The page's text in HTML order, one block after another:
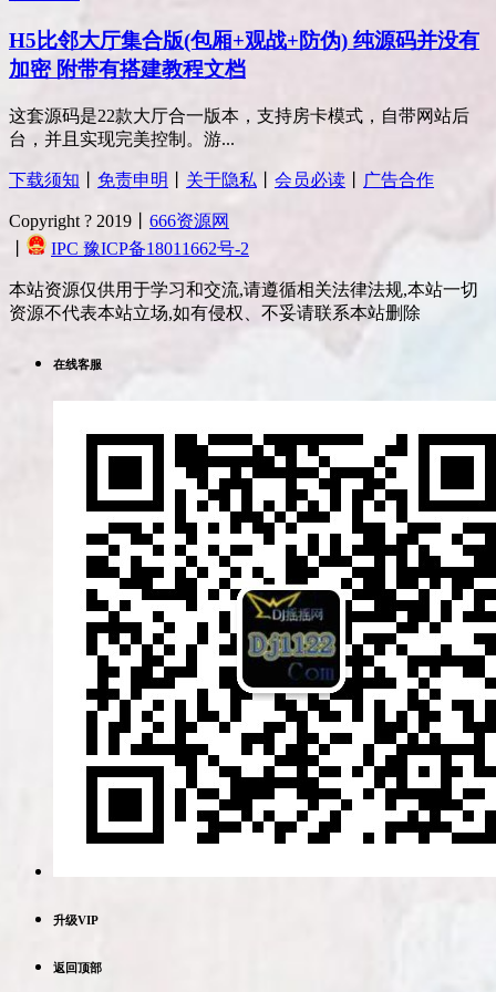
H5比邻大厅集合版(包厢+观战+防伪) 纯源码并没有
加密 附带有搭建教程文档
这套源码是22款大厅合一版本，支持房卡模式，自带网站后
台，并且实现完美控制。游...
下载须知 免责申明 关于隐私 会员必读 广告合作
Copyright ? 2019丨 666资源网
IPC 豫ICP备18011662号-2
本站资源仅供用于学习和交流,请遵循相关法律法规,本站一切
资源不代表本站立场,如有侵权、不妥请联系本站删除
在线客服
升级VIP
返回顶部